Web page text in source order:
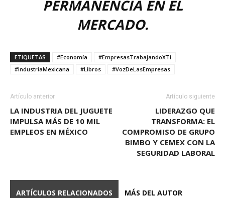
PERMANENCIA EN EL
MERCADO.
ETIQUETAS #Economía
#EmpresasTrabajandoXTi
#IndustriaMexicana
#Libros #VozDeLasEmpresas
Artículo anterior
LA INDUSTRIA DEL JUGUETE
IMPULSA MÁS DE 10 MIL
EMPLEOS EN MÉXICO
Artículo siguiente
LIDERAZGO QUE
TRANSFORMA: EL
COMPROMISO DE GRUPO
BIMBO Y CEMEX CON LA
SEGURIDAD LABORAL
ARTÍCULOS RELACIONADOS MÁS DEL AUTOR